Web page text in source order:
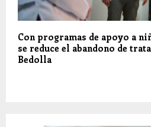
Con programas de apoyo a
se reduce el abandono de
Bedolla